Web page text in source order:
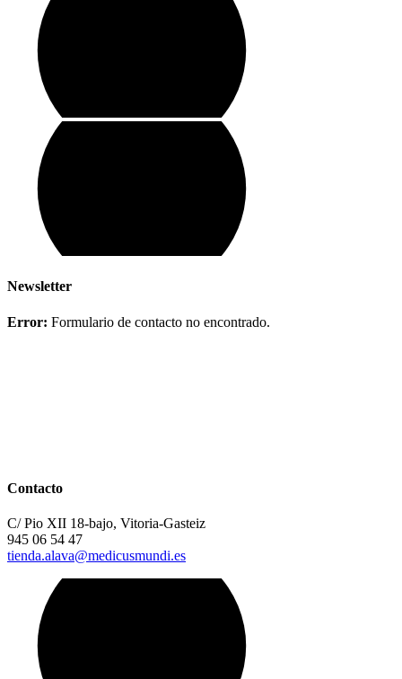
Newsletter
Error: Formulario de contacto no encontrado.
Contacto
C/ Pio XII 18-bajo, Vitoria-Gasteiz
945 06 54 47
tienda.alava@medicusmundi.es